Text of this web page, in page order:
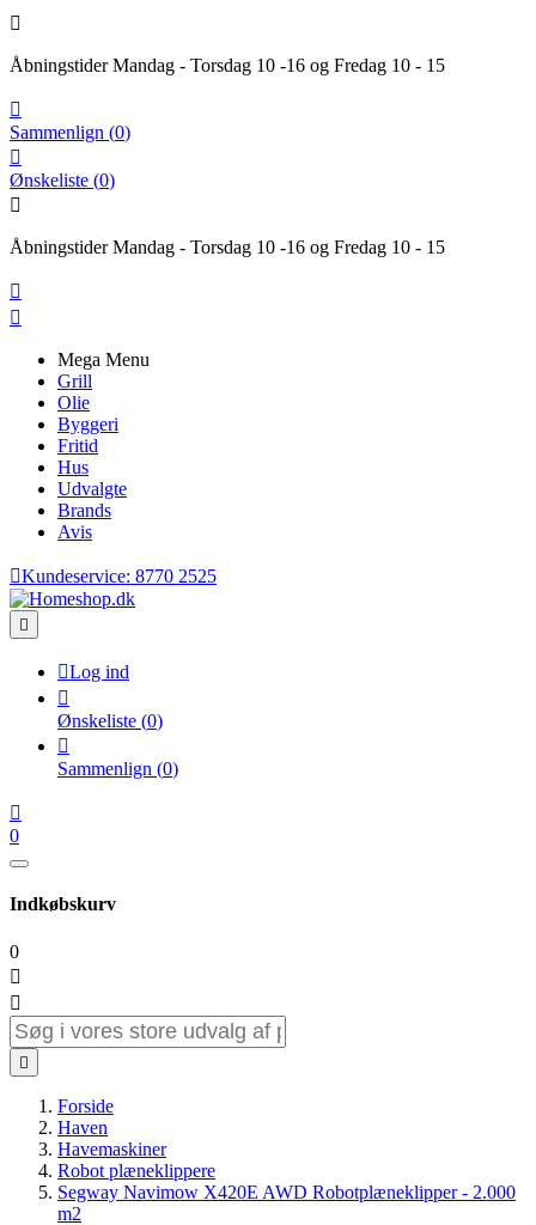

Åbningstider Mandag - Torsdag 10 -16 og Fredag 10 - 15

Sammenlign (0)

Ønskeliste (0)

Åbningstider Mandag - Torsdag 10 -16 og Fredag 10 - 15


Mega Menu
Grill
Olie
Byggeri
Fritid
Hus
Udvalgte
Brands
Avis
Kundeservice: 8770 2525

Log ind

Ønskeliste (0)

Sammenlign (0)

0
Indkøbskurv
0



Forside
Haven
Havemaskiner
Robot plæneklippere
Segway Navimow X420E AWD Robotplæneklipper - 2.000
m2